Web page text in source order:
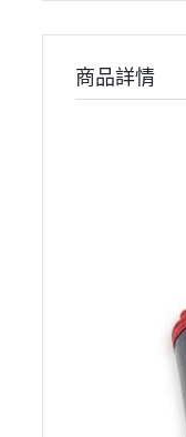
商品詳情